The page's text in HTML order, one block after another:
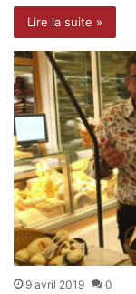
Lire la suite »
9 avril 2019 0